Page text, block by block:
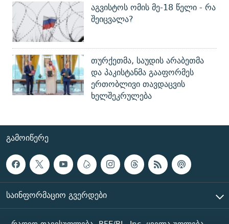
აგვისტოს ომის მე-18 წელი - რა
შეიცვალა?
თურქეთმა, საუდის არაბეთმა
და პაკისტანმა გააფორმეს
ერთობლივი თავდაცვის
ხელშეკრულება
ᲒᲐᲛᲝᲘᲬᲔᲠᲔ
ᲡᲐᲘᲜᲤᲝᲠᲛᲐᲪᲘᲝ ᲒᲕᲔᲠᲓᲔᲑᲘ